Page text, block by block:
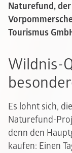
Naturefund,
Tourismus
Wildnis-
Es lohnt sich,
Naturefund-
denn den
kaufen: Einen